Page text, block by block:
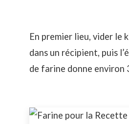
En premier lieu, vider le
dans un récipient, puis
de farine donne environ